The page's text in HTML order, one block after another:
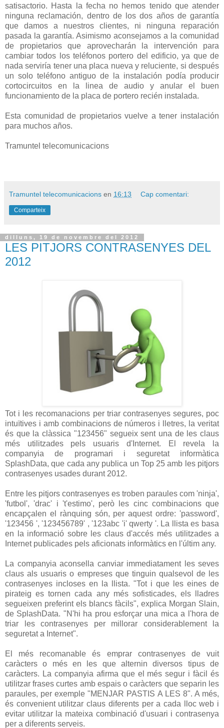
satisactorio. Hasta la fecha no hemos tenido que atender
ninguna reclamación, dentro de los dos años de garantía
que damos a nuestros clientes, ni ninguna reparación
pasada la garantía. Asimismo aconsejamos a la comunidad
de propietarios que aprovecharán la intervención para
cambiar todos los teléfonos portero del edificio, ya que de
nada serviría tener una placa nueva y reluciente, si después
un solo teléfono antiguo de la instalación podía producir
cortocircuitos en la linea de audio y anular el buen
funcionamiento de la placa de portero recién instalada.
Esta comunidad de propietarios vuelve a tener instalación
para muchos años.
Tramuntel telecomunicacions
Tramuntel telecomunicacions en 16:13 Cap comentari:
Comparteix
dilluns, 19 de novembre del 2012
LES PITJORS CONTRASENYES DEL
2012
Tot i les recomanacions per triar contrasenyes segures, poc
intuïtives i amb combinacions de números i lletres, la veritat
és que la clàssica "123456" segueix sent una de les claus
més
utilitzades pels usuaris d'Internet. El revela
la
companyia
de programari i seguretat
informàtica
SplashData, que cada any publica un Top 25 amb les pitjors
contrasenyes usades durant 2012.
Entre les pitjors contrasenyes es troben paraules com 'ninja',
'futbol ', 'drac' i 't'estimo', però les cinc combinacions que
encapçalen el
rànquing són, per aquest ordre: 'password',
'123456 ', '123456789' , '123abc 'i' qwerty '. La llista es basa
en la informació sobre les claus d'accés més utilitzades a
Internet publicades pels aficionats informàtics en l'últim any.
La companyia aconsella canviar immediatament
les seves
claus als usuaris o empreses que tinguin qualsevol de les
contrasenyes incloses en la llista. "Tot i que les eines de
pirateig es tornen cada any més sofisticades, els
lladres
segueixen preferint els blancs fàcils", explica Morgan Slain,
de SplashData. "N'hi ha prou esforçar una mica a l'hora de
triar
les contrasenyes per millorar
considerablement la
seguretat a Internet".
El més recomanable és emprar contrasenyes
de vuit
caràcters
o més en les que alternin diversos tipus
de
caràcters. La companyia afirma que el més segur i fàcil
és
utilitzar frases curtes amb espais o caràcters que separin les
paraules, per exemple "MENJAR PASTIS A LES 8". A més,
és convenient utilitzar claus diferents per a cada lloc web i
evitar utilitzar la mateixa combinació d'usuari i contrasenya
per a diferents serveis.